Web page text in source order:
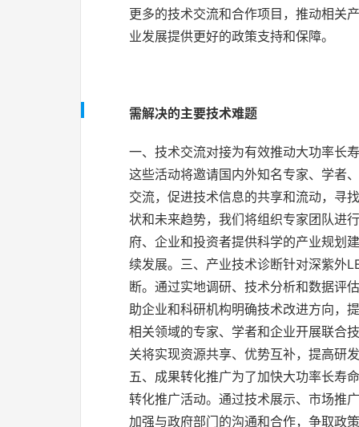
更多的技术交流和合作项目，推动相关
业发展提供更好的政策支持和保障。
需解决的主要技术难题
一、技术交流对接为有效推动大功率长
这些活动将邀请国内外知名专家、学者
交流，促进技术信息的共享和流动，寻
状和未来趋势，我们将组织专家团队进
府、企业和投资者提供科学的产业规划
续发展。三、产业技术诊断针对深紫外
断。通过实地调研、技术分析和数据评
助企业和科研机构明确技术改进方向，
相关领域的专家、学者和企业开展联合
关将实现资源共享、优势互补，提高研
五、成果转化推广为了加快大功率长寿
转化推广活动。通过技术展示、市场推
加强与政府部门的沟通和合作，争取政